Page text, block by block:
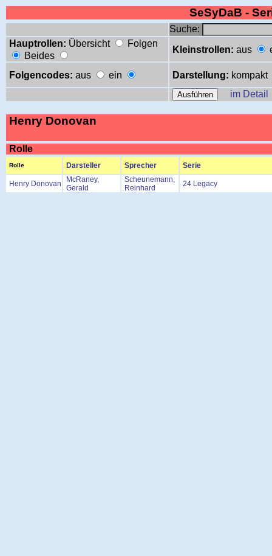
SeSyDaB -
Suche:
Hauptrollen: Übersicht
Folgen
Beides
Kleinstrollen: aus
Folgencodes: aus ein Darstellung: kompakt
im Detail
Henry Donovan
Rolle
Rolle Darsteller Sprecher Serie
Henry Donovan
McRaney,
Gerald
Scheunemann,
Reinhard
24 Legacy